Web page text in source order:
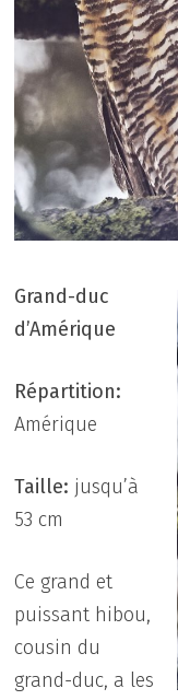
Grand-duc
d’Amérique
Répartition:
Amérique
Taille: jusqu’à
53 cm
Ce grand et
puissant hibou,
cousin du
grand-duc, a les